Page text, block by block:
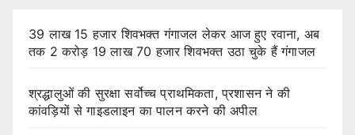
39 लाख 15 हजार शिवभक्त गंगाजल लेकर आज हुए रवाना, अब
तक 2 करोड़ 19 लाख 70 हजार शिवभक्त उठा चुके हैं गंगाजल
श्रद्धालुओं की सुरक्षा सर्वोच्च प्राथमिकता, प्रशासन ने की
कांवड़ियों से गाइडलाइन का पालन करने की अपील